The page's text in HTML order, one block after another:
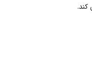
کند.